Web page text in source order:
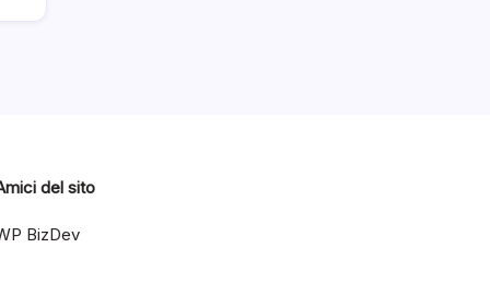
del sito
BizDev